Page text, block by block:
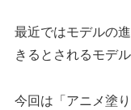
最近ではモデルの
きるとされるモデ
今回は「アニメ塗